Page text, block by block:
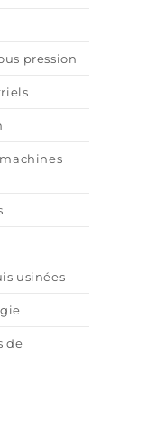
pression
usinées
de